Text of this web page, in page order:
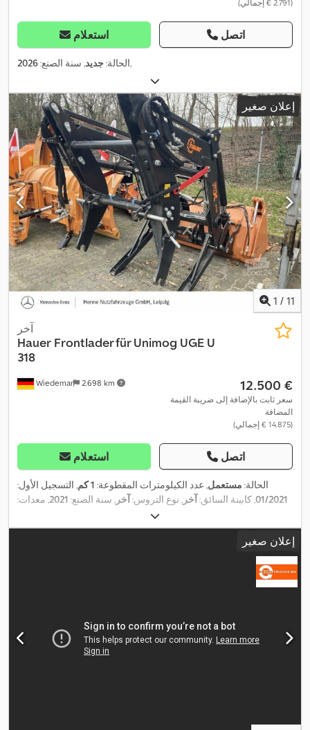
(‏2.791 € إجمالي)
استعلام اتصل
الحالة:جديد, سنة الصنع:2026 ,
إعلان صغير
1 / 11
Wiedemar 2.698 km
آخر
Hauer Frontlader für Unimog UGE U
318
‏12.500 €
سعر ثابت بالإضافة إلى ضريبة القيمة
المضافة
(‏14.875 € إجمالي)
استعلام اتصل
الحالة: مستعمل, عدد الكيلومترات المقطوعة: 1 كم
, التسجيل الأول:
01/2021, كابينة السائق:آخر , نوع التروس:آخر , سنة الصنع: 2021, معدات:
ضمان المركبات المستعملة, مصابيح أمامية إضافية, نظام الفرامل
المانعة للانغلاق (ABS), نظام الملاحة,
إعلان صغير